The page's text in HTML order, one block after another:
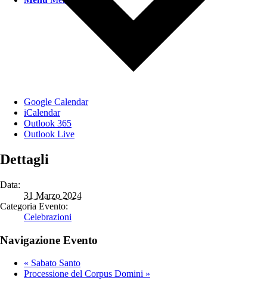
Google Calendar
iCalendar
Outlook 365
Outlook Live
Dettagli
Data:
31 Marzo 2024
Categoria Evento:
Celebrazioni
Navigazione Evento
« Sabato Santo
Processione del Corpus Domini »